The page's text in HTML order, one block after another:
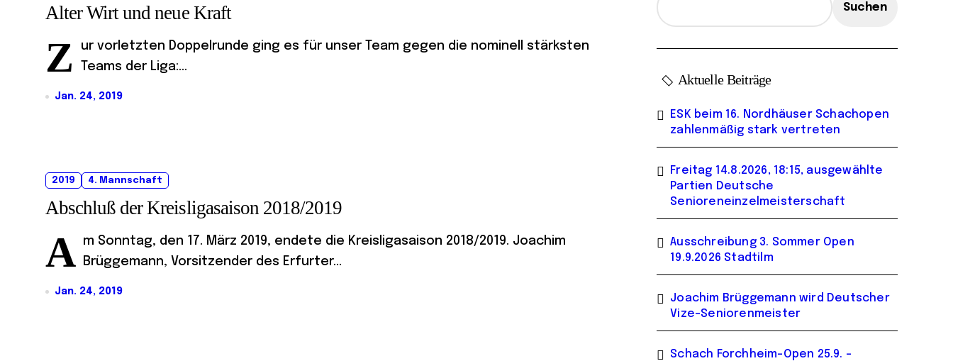
Alter Wirt und neue Kraft
Z
ur vorletzten Doppelrunde ging es für unser Team gegen die nominell stärksten
Teams der Liga:...
Jan. 24, 2019
2019 4. Mannschaft
Abschluß der Kreisligasaison 2018/2019
A
m Sonntag, den 17. März 2019, endete die Kreisligasaison 2018/2019. Joachim
Brüggemann, Vorsitzender des Erfurter...
Jan. 24, 2019
Suchen
Aktuelle Beiträge
ESK beim 16. Nordhäuser Schachopen
zahlenmäßig stark vertreten
Freitag 14.8.2026, 18:15, ausgewählte
Partien Deutsche
Senioreneinzelmeisterschaft
Ausschreibung 3. Sommer Open
19.9.2026 Stadtilm
Joachim Brüggemann wird Deutscher
Vize-Seniorenmeister
Schach Forchheim-Open 25.9. –